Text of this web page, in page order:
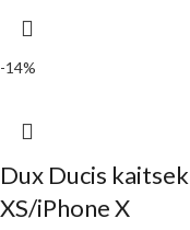
-14%
Dux Ducis
XS/iPhone X